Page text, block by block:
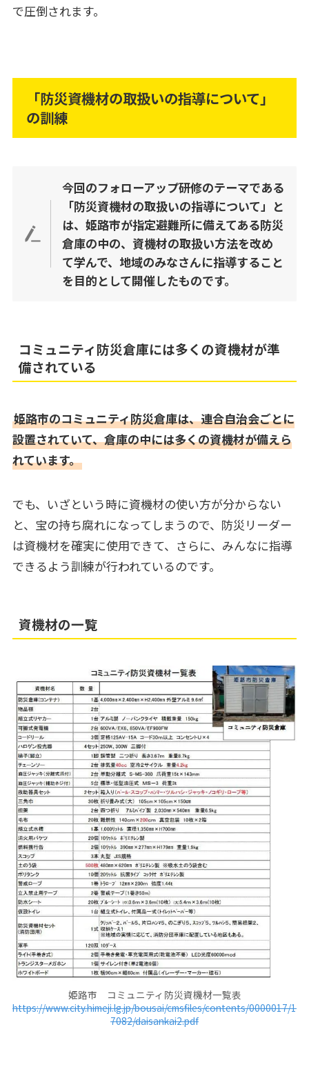
で圧倒されます。
「防災資機材の取扱いの指導について」
の訓練
今回のフォローアップ研修のテーマである
「防災資機材の取扱いの指導について」と
は、姫路市が指定避難所に備えてある防災
倉庫の中の、資機材の取扱い方法を改め
て学んで、地域のみなさんに指導すること
を目的として開催したものです。
コミュニティ防災倉庫には多くの資機材が準
備されている
姫路市のコミュニティ防災倉庫は、連合自治会ごとに
設置されていて、倉庫の中には多くの資機材が備えら
れています。
でも、いざという時に資機材の使い方が分からない
と、宝の持ち腐れになってしまうので、防災リーダー
は資機材を確実に使用できて、さらに、みんなに指導
できるよう訓練が行われているのです。
資機材の一覧
姫路市 コミュニティ防災資機材一覧表
https://www.city.himeji.lg.jp/bousai/cmsfiles/contents/0000017/1
7082/daisankai2.pdf